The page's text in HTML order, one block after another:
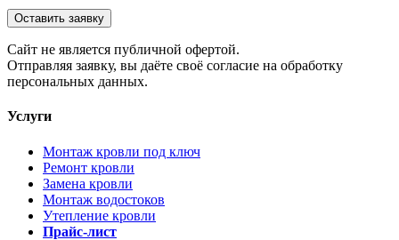
Оставить заявку
Cайт не является публичной офертой.
Отправляя заявку, вы даёте своё согласие на обработку
персональных данных.
Услуги
Монтаж кровли под ключ
Ремонт кровли
Замена кровли
Монтаж водостоков
Утепление кровли
Прайс-лист